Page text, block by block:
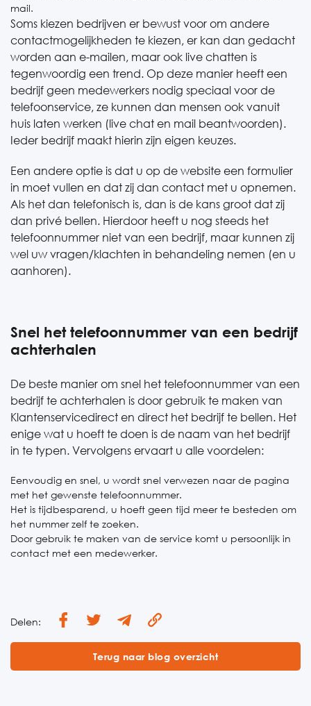
mail.
Soms kiezen bedrijven er bewust voor om andere
contactmogelijkheden te kiezen, er kan dan gedacht
worden aan e-mailen, maar ook live chatten is
tegenwoordig een trend. Op deze manier heeft een
bedrijf geen medewerkers nodig speciaal voor de
telefoonservice, ze kunnen dan mensen ook vanuit
huis laten werken (live chat en mail beantwoorden).
Ieder bedrijf maakt hierin zijn eigen keuzes.
Een andere optie is dat u op de website een formulier
in moet vullen en dat zij dan contact met u opnemen.
Als het dan telefonisch is, dan is de kans groot dat zij
dan privé bellen. Hierdoor heeft u nog steeds het
telefoonnummer niet van een bedrijf, maar kunnen zij
wel uw vragen/klachten in behandeling nemen (en u
aanhoren).
Snel het telefoonnummer van een bedrijf
achterhalen
De beste manier om snel het telefoonnummer van een
bedrijf te achterhalen is door gebruik te maken van
Klantenservicedirect en direct het bedrijf te bellen. Het
enige wat u hoeft te doen is de naam van het bedrijf
in te typen. Vervolgens ervaart u alle voordelen:
Eenvoudig en snel, u wordt snel verwezen naar de pagina
met het gewenste telefoonnummer.
Het is tijdbesparend, u hoeft geen tijd meer te besteden om
het nummer zelf te zoeken.
Door gebruik te maken van de service komt u persoonlijk in
contact met een medewerker.
Delen:
Terug naar blog overzicht